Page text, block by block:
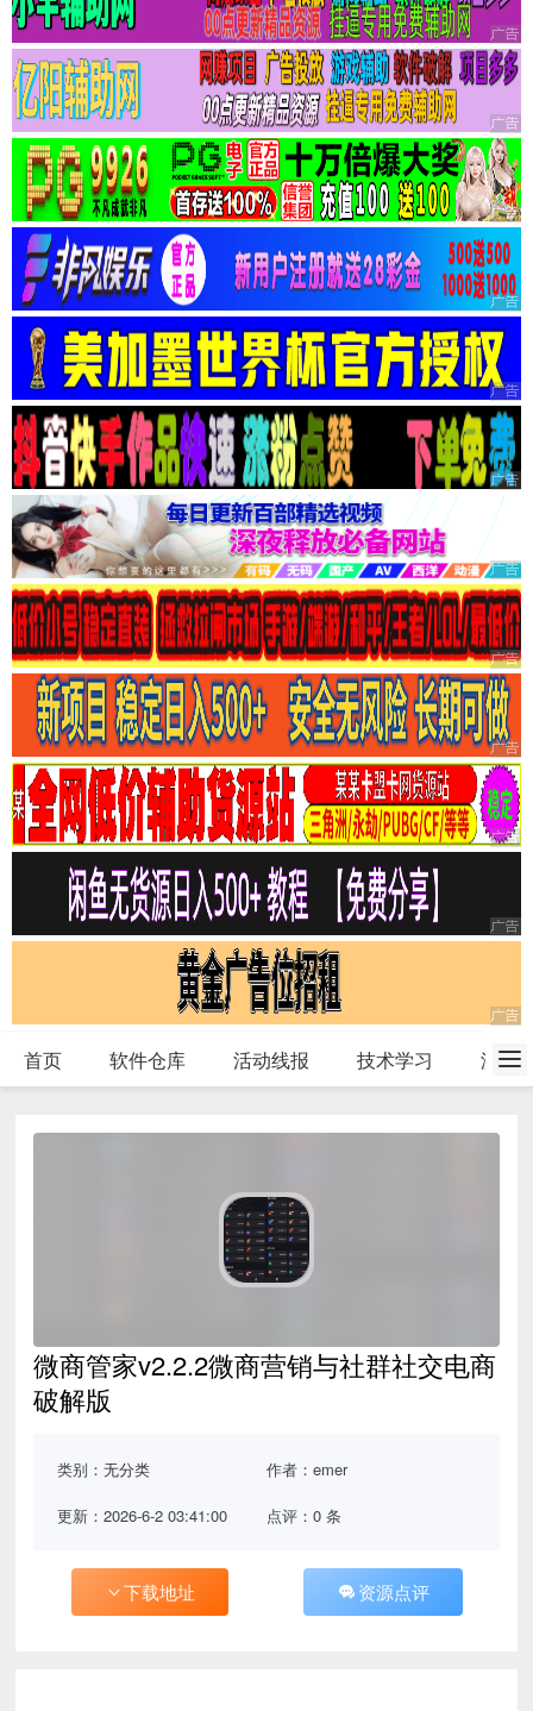
首页 软件仓库 活动线报 技术学习 游戏
微商管家v2.2.2微商营销与社群社交电商
破解版
类别：无分类 作者：emer
更新：2026-6-2 03:41:00 点评：0 条
下载地址 资源点评